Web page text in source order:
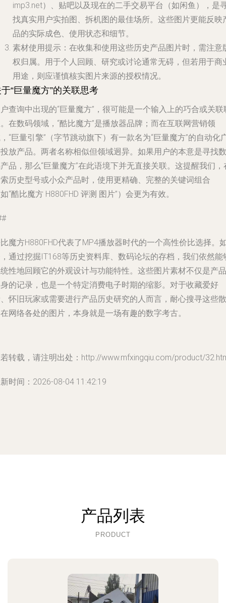
imp3.net）、贴吧以及现在的二手交易平台（如闲鱼），是
找真实用户实拍图、拆机图的最佳场所。这些图片更能反映
品的实际成色、使用状态和细节。
素材使用提示 ：在收集和使用这些历史产品图片时，需注意
权归属。用于个人回顾、研究或讨论通常无碍，但若用于商
用途，则应谨慎核实图片来源的授权情况。
“巨量魔方”的关联思考
查询中出现的“巨量魔方”，很可能是一个输入上的巧合或关联
在数码领域，“酷比魔方”是播放器品牌；而在互联网营销领
“巨量引擎”（字节跳动旗下）有一款名为“巨量魔方”的自动化
放产品。两者名称相似但领域迥异。如果用户的本意是寻找数
品，那么“巨量魔方”在此语境下并无直接关联。这提醒我们，
历史型号或小众产品时，使用更精确、完整的关键词组合
“酷比魔方 H880FHD 评测 图片”）会更为有效。
魔方H880FHD代表了MP4播放器时代的一个高性价比选择。
通过挖掘IT168等历史资料库、数码论坛的存档，我们依然能
性地回顾它的外观设计与功能特性。这些图片素材不仅是产品
的记录，也是一个特定消费电子时期的缩影。对于收藏爱好
怀旧玩家或需要进行产品历史研究的人而言，耐心搜寻这些散
网络各处的图片，本身就是一场有趣的数字考古。
转载，请注明出处：http://www.mfxingqiu.com/product/
时间：2026-08-04 11:42:19
产品列表
PRODUCT